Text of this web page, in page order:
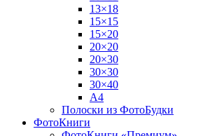
13×18
15×15
15×20
20×20
20×30
30×30
30×40
A4
Полоски из ФотоБудки
ФотоКниги